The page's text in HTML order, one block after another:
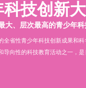
技创新
大、层次最高的青少年
全省性青少年科技创新成果和
向性的科技教育活动之一，